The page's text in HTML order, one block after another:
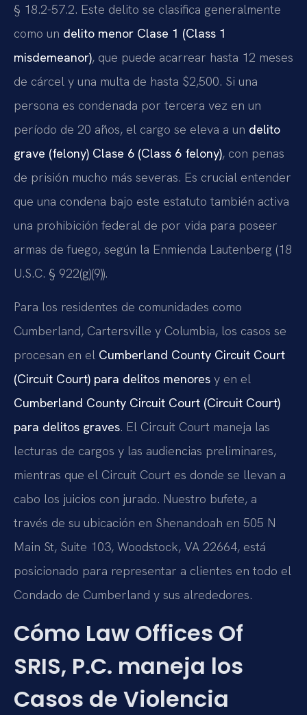
§ 18.2-57.2. Este delito se clasifica generalmente
como un delito menor Clase 1 (Class 1
misdemeanor), que puede acarrear hasta 12 meses
de cárcel y una multa de hasta $2,500. Si una
persona es condenada por tercera vez en un
período de 20 años, el cargo se eleva a un delito
grave (felony) Clase 6 (Class 6 felony), con penas
de prisión mucho más severas. Es crucial entender
que una condena bajo este estatuto también activa
una prohibición federal de por vida para poseer
armas de fuego, según la Enmienda Lautenberg (18
U.S.C. § 922(g)(9)).
Para los residentes de comunidades como
Cumberland, Cartersville y Columbia, los casos se
procesan en el Cumberland County Circuit Court
(Circuit Court) para delitos menores y en el
Cumberland County Circuit Court (Circuit Court)
para delitos graves. El Circuit Court maneja las
lecturas de cargos y las audiencias preliminares,
mientras que el Circuit Court es donde se llevan a
cabo los juicios con jurado. Nuestro bufete, a
través de su ubicación en Shenandoah en 505 N
Main St, Suite 103, Woodstock, VA 22664, está
posicionado para representar a clientes en todo el
Condado de Cumberland y sus alrededores.
Cómo Law Offices Of
SRIS, P.C. maneja los
Casos de Violencia